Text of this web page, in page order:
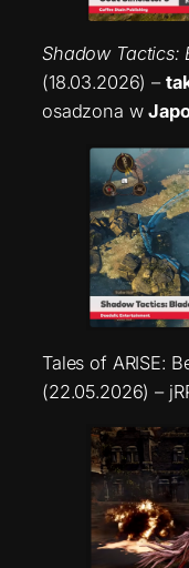
Shadow Tactics:
(18.03.2026) –
osadzona w
Tales of ARISE:
(22.05.2026) –